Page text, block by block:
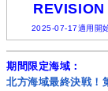
REVISION
2025-07-17適用開
期間限定海域：
北方海域最終決戦！